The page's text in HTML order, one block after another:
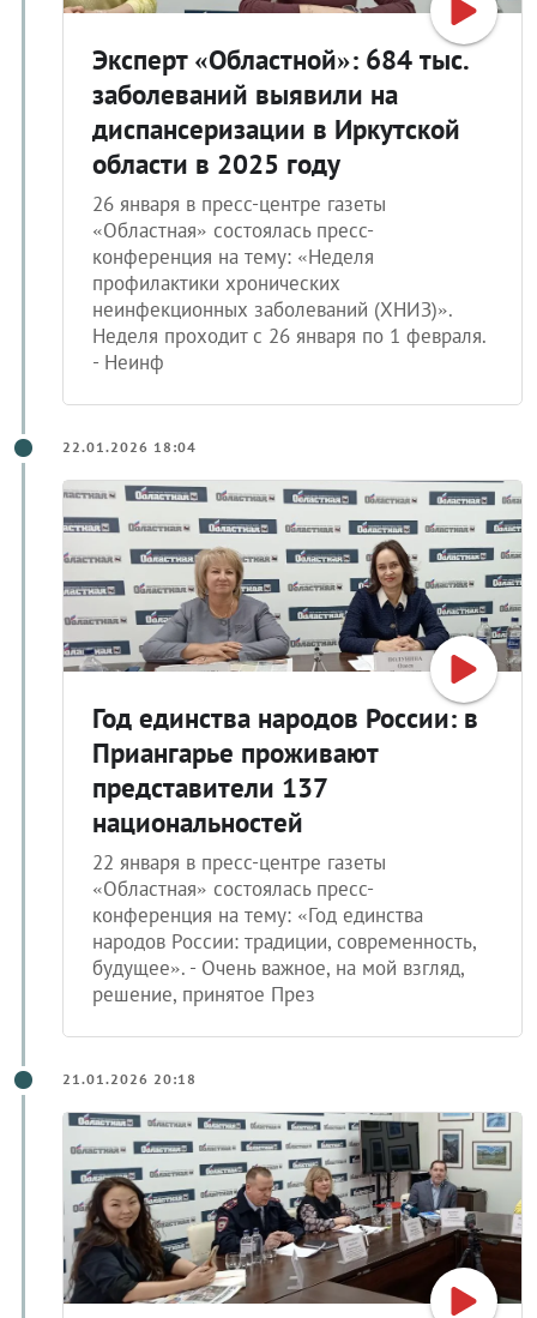
Эксперт «Областной»: 684 тыс.
заболеваний выявили на
диспансеризации в Иркутской
области в 2025 году
26 января в пресс-центре газеты
«Областная» состоялась пресс-
конференция на тему: «Неделя
профилактики хронических
неинфекционных заболеваний (ХНИЗ)».
Неделя проходит с 26 января по 1 февраля.
- Неинф
22.01.2026 18:04
Год единства народов России: в
Приангарье проживают
представители 137
национальностей
22 января в пресс-центре газеты
«Областная» состоялась пресс-
конференция на тему: «Год единства
народов России: традиции, современность,
будущее». - Очень важное, на мой взгляд,
решение, принятое През
21.01.2026 20:18